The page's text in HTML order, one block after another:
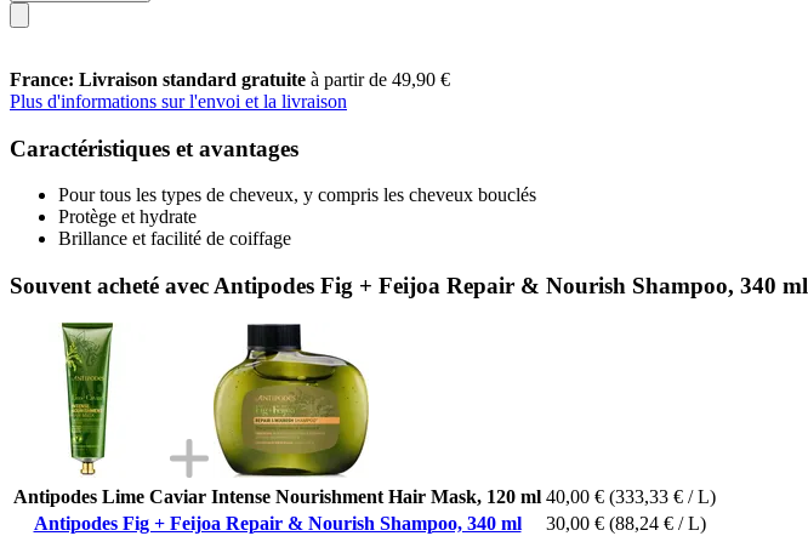
France: Livraison standard gratuite à partir de 49,90 €
Plus d'informations sur l'envoi et la livraison
Caractéristiques et avantages
Pour tous les types de cheveux, y compris les cheveux bouclés
Protège et hydrate
Brillance et facilité de coiffage
Souvent acheté avec Antipodes Fig + Feijoa Repair & Nourish Shampoo, 340 ml
Antipodes Lime Caviar Intense Nourishment Hair Mask, 120 ml 40,00 € (333,33 € / L)
Antipodes Fig + Feijoa Repair & Nourish Shampoo, 340 ml
30,00 € (88,24 € / L)